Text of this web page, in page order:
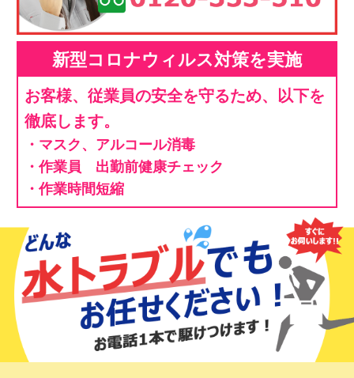
新型コロナウィルス対策を実施
お客様、従業員の安全を守るため、以下を
徹底します。
・マスク、アルコール消毒
・作業員 出勤前健康チェック
・作業時間短縮